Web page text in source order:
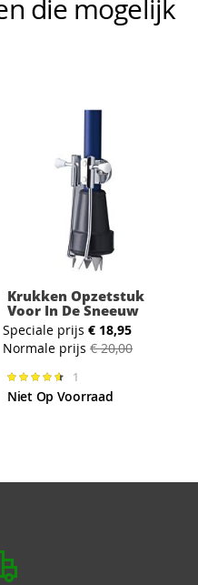
die mogelijk
Krukken Opzetstuk
Voor In De Sneeuw
Speciale prijs € 18,95
Normale prijs € 20,00
Waardering:
93%
1
Niet Op Voorraad